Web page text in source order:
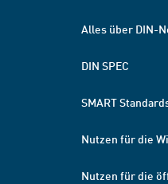
Alles über DIN-
DIN SPEC
SMART
Nutzen für die
Nutzen für die